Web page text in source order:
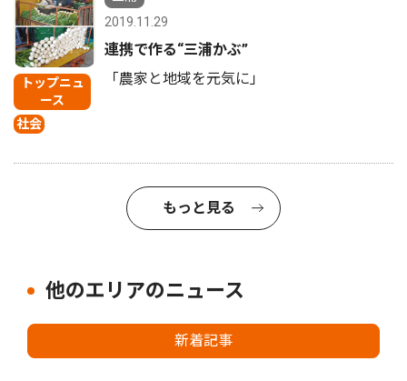
トップニュ
ース
社会
2019.11.29
連携で作る“三浦かぶ”
「農家と地域を元気に」
もっと見る
他のエリアのニュース
新着記事